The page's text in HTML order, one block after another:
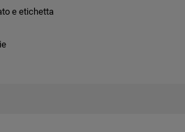
e etichetta